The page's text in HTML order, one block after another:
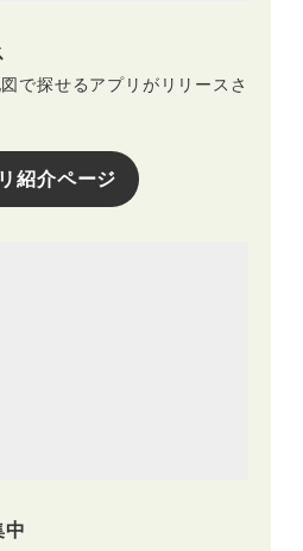
で探せるアプリがリリースさ
紹介ページ